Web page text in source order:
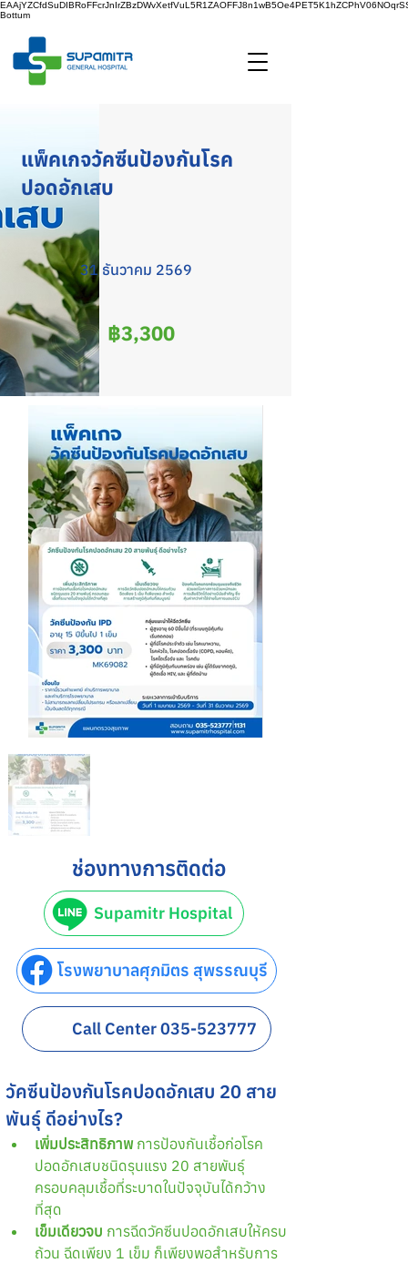
Bottum
แพ็คเกจวัคซีนป้องกันโรค
ปอดอักเสบ
31 ธันวาคม 2569
฿3,300
ช่องทางการติดต่อ
Supamitr Hospital
โรงพยาบาลศุภมิตร สุพรรณบุรี
Call Center 035-523777
วัคซีนป้องกันโรคปอดอักเสบ 20 สาย
พันธุ์ ดีอย่างไร?
เพิ่มประสิทธิภาพ การป้องกันเชื้อก่อโรค
ปอดอักเสบชนิดรุนแรง 20 สายพันธุ์
ครอบคลุมเชื้อที่ระบาดในปัจจุบันได้กว้าง
ที่สุด
เข็มเดียวจบ การฉีดวัคซีนปอดอักเสบให้ครบ
ถ้วน ฉีดเพียง 1 เข็ม ก็เพียงพอสำหรับการ